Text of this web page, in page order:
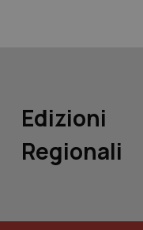
Edizioni
Regionali